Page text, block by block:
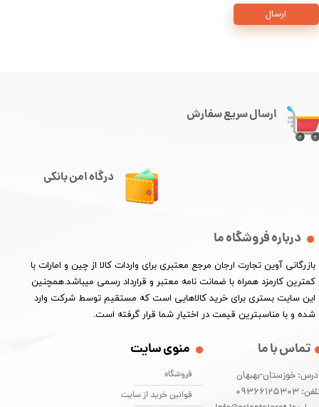
ارسال
ارسال سریع سفارش
درگاه امن بانکی
درباره فروشگاه ما
​بازرگانی آوین تجارت ارجان مرجع معتبری برای واردات کالا از چین و امارات با
کمترین کارمزد همراه با ضمانت نامه معتبر و قرارداد رسمی میباشد.همچنین
این سایت بستری برای خرید کالاهایی است که مستقیم توسط شرکت وارد
شده و با مناسبترین قیمت در اختیار شما قرار گرفته است.
تماس با ما
خوزستان-بهبهان
09366125303
منوی سایت
فروشگاه
قوانین خرید از سایت